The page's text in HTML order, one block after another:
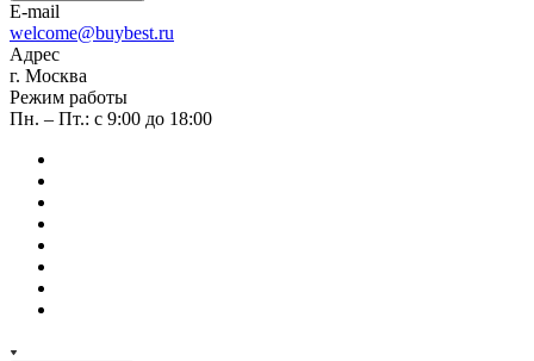
E-mail
welcome@buybest.ru
Адрес
г. Москва
Режим работы
Пн. – Пт.: с 9:00 до 18:00